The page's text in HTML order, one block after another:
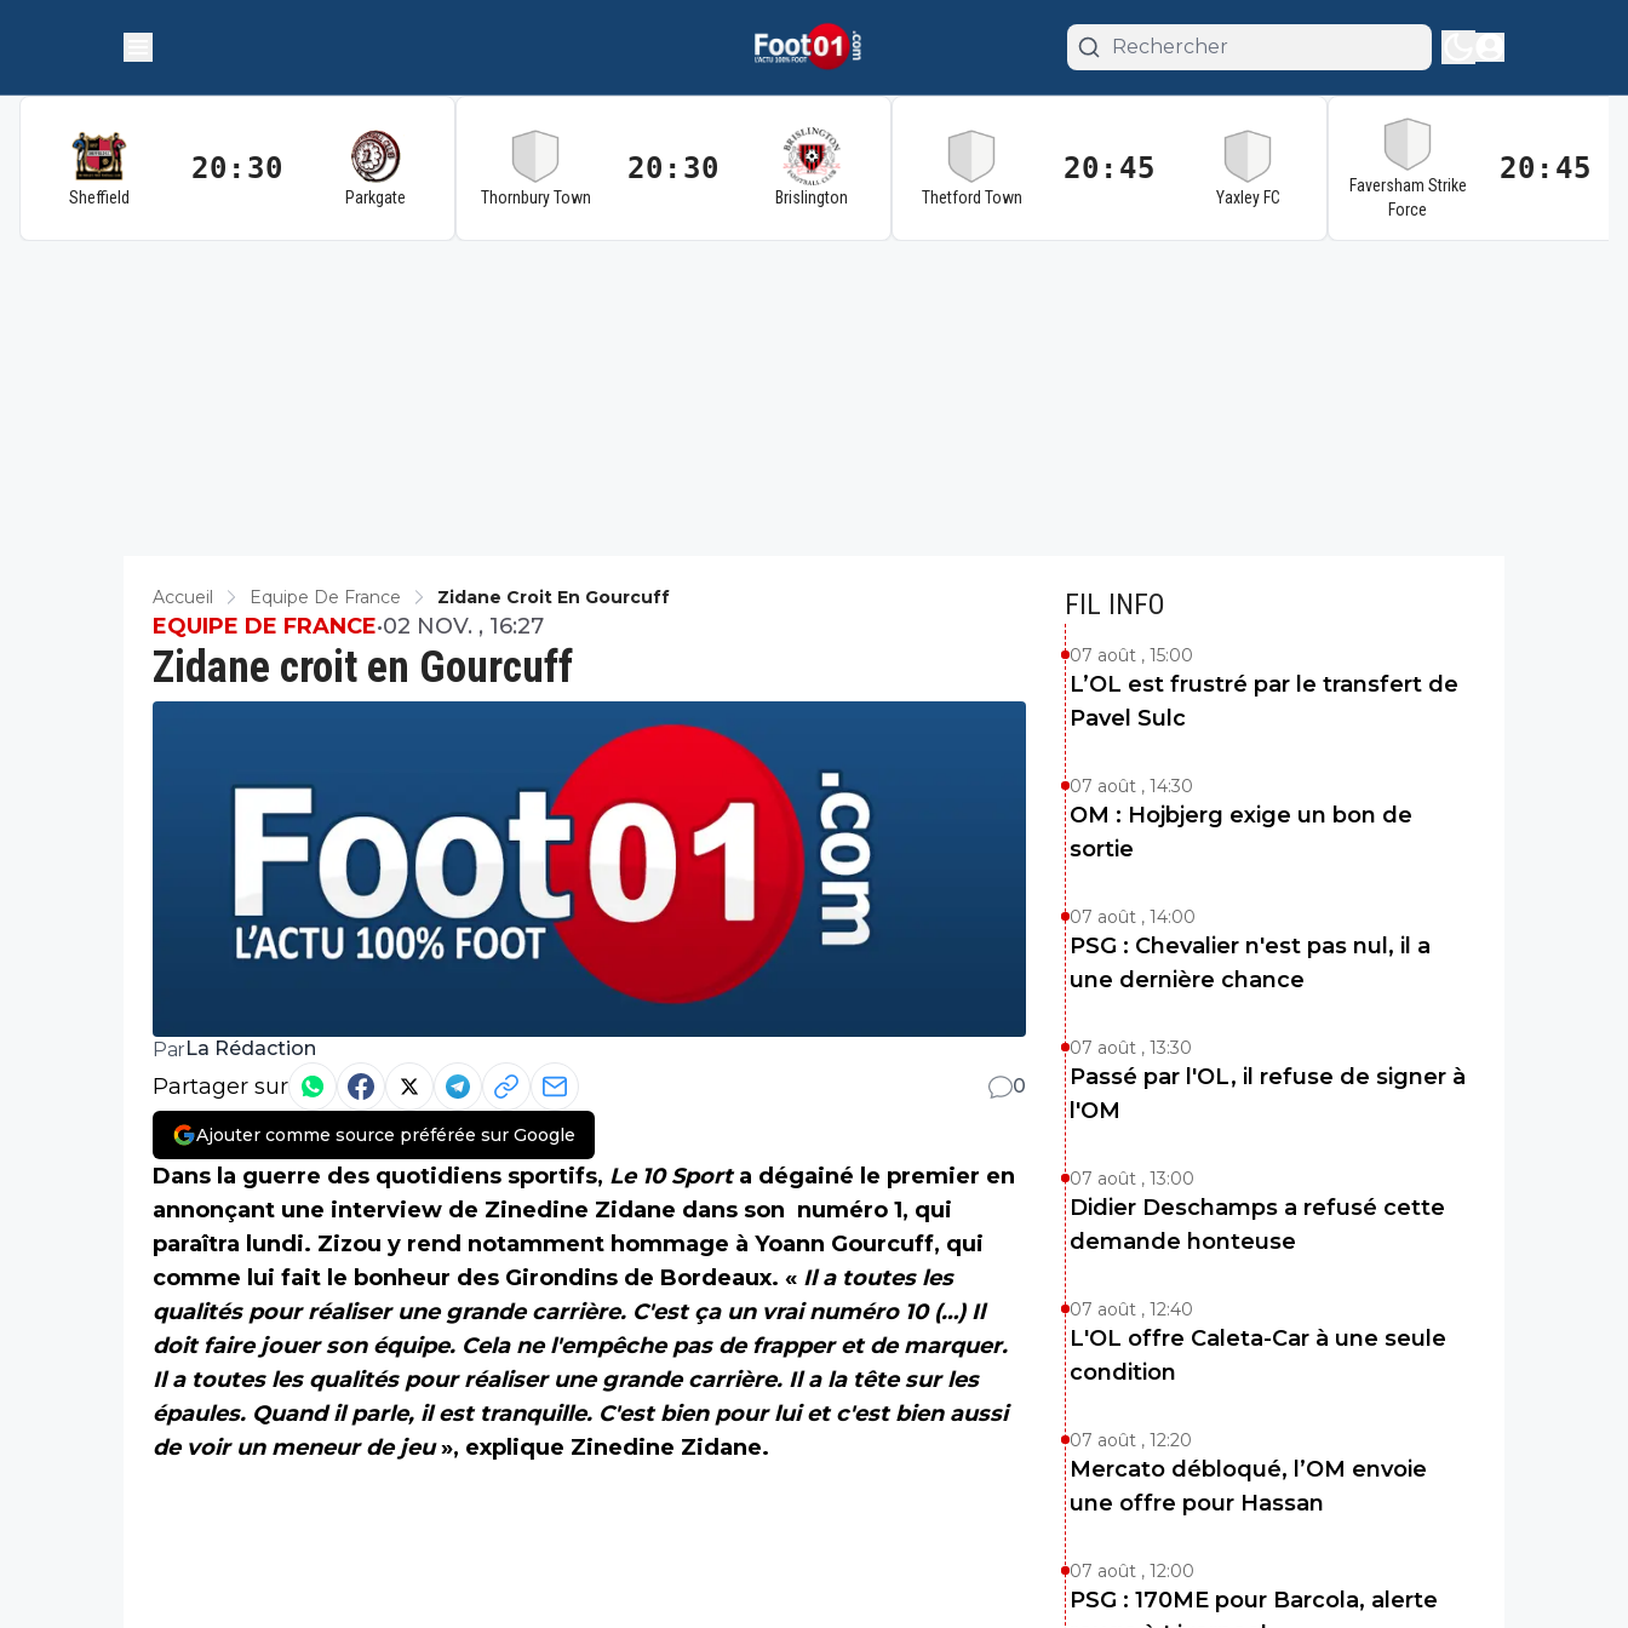
Sheffield
20:30
Parkgate Thornbury Town
20:30
Brislington Thetford Town
20:45
Yaxley FC
Faversham Strike
Force
20:45
Accueil Equipe De France Zidane Croit En Gourcuff
Zidane croit en Gourcuff
EQUIPE DE FRANCE•02 NOV. , 16:27
Par La Rédaction
Partager sur 0
Ajouter comme source préférée sur Google
Dans la guerre des quotidiens sportifs, Le 10 Sporta dégainé le premier en
annonçant une interview de Zinedine Zidane dans son numéro 1, qui
paraîtra lundi. Zizou y rend notamment hommage à Yoann Gourcuff, qui
comme lui fait le bonheur des Girondins de Bordeaux. « Il a toutes les
qualités pour réaliser une grande carrière. C'est ça un vrai numéro 10 (…) Il
doit faire jouer son équipe. Cela ne l'empêche pas de frapper et de marquer.
Il a toutes les qualités pour réaliser une grande carrière. Il a la tête sur les
épaules. Quand il parle, il est tranquille. C'est bien pour lui et c'est bien aussi
de voir un meneur de jeu», explique Zinedine Zidane.
FIL INFO
07 août , 15:00
L’OL est frustré par le transfert de
Pavel Sulc
07 août , 14:30
OM : Hojbjerg exige un bon de
sortie
07 août , 14:00
PSG : Chevalier n'est pas nul, il a
une dernière chance
07 août , 13:30
Passé par l'OL, il refuse de signer à
l'OM
07 août , 13:00
Didier Deschamps a refusé cette
demande honteuse
07 août , 12:40
L'OL offre Caleta-Car à une seule
condition
07 août , 12:20
Mercato débloqué, l’OM envoie
une offre pour Hassan
07 août , 12:00
PSG : 170ME pour Barcola, alerte